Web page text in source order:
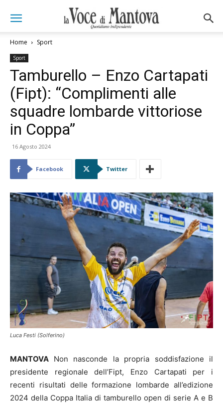
Home Sport
Sport
Tamburello – Enzo Cartapati
(Fipt): “Complimenti alle
squadre lombarde vittoriose
in Coppa”
16 Agosto 2024
Facebook Twitter
Luca Festi (Solferino)
MANTOVA Non nasconde la propria soddisfazione il
presidente regionale dell’Fipt, Enzo Cartapati per i
recenti risultati delle formazione lombarde all’edizione
2024 della Coppa Italia di tamburello open di serie A e B